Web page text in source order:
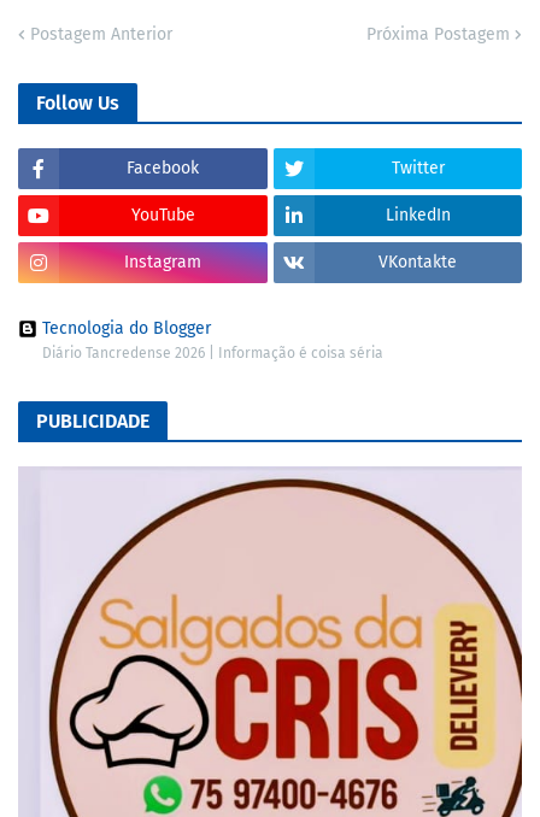
Postagem Anterior Próxima Postagem
Follow Us
Facebook Twitter
YouTube LinkedIn
Instagram VKontakte
Tecnologia do Blogger
Diário Tancredense 2026 | Informação é coisa séria
PUBLICIDADE